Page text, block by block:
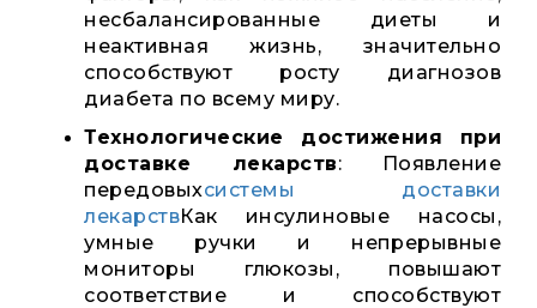
несбалансированные диеты и
неактивная жизнь, значительно
способствуют росту диагнозов
диабета по всему миру.
Технологические достижения при
доставке лекарств: Появление
передовыхсистемы доставки
лекарствКак инсулиновые насосы,
умные ручки и непрерывные
мониторы глюкозы, повышают
соответствие и способствуют